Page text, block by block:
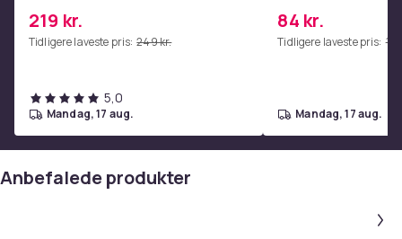
219 kr.
Tidligere laveste pris: 249 kr.
5,0
mandag, 17 aug.
Red
84 kr.
Tidligere laveste pris:
mandag, 17 aug.
Anbefalede produkter